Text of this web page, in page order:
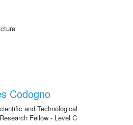
Codogno
and Technological
Fellow - Level C